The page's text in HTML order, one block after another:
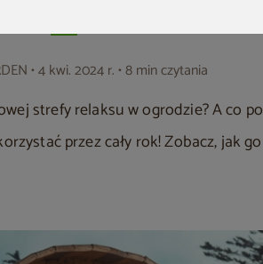
• 4 kwi. 2024 r. • 8 min czytania
strefy relaksu w ogrodzie? A co
przez cały rok! Zobacz, jak